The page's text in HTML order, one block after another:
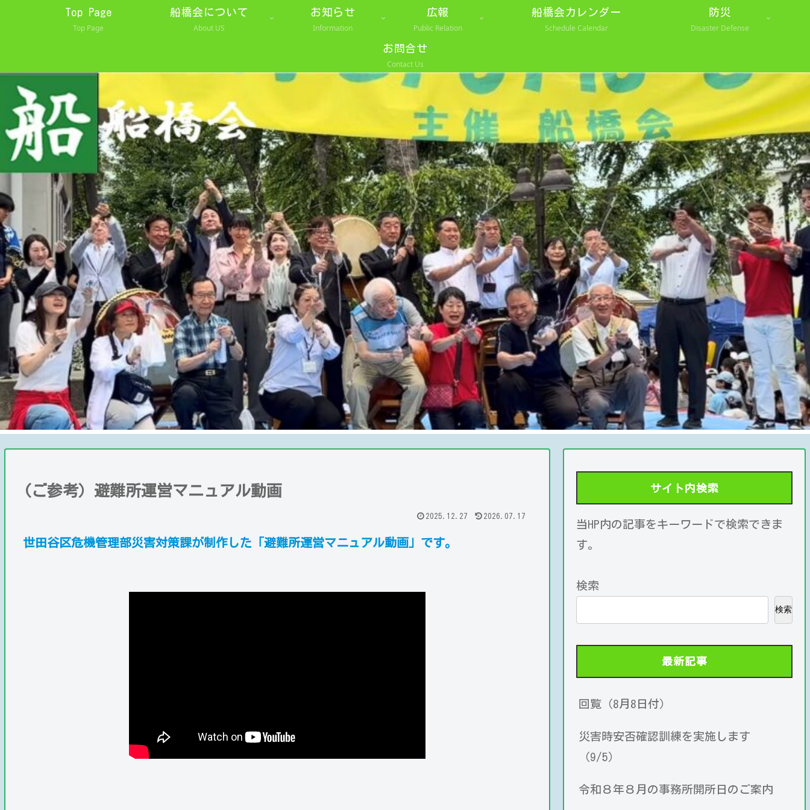
Top Page
Top Page
船橋会について
About US
お知らせ
Information
広報
Public Relation
船橋会カレンダー
Schedule Calendar
防災
Disaster Defense
お問合せ
Contact Us
(ご参考）避難所運営マニュアル動画
2025.12.27 2026.07.17
世田谷区危機管理部災害対策課が制作した「避難所運営マニュアル動画」です。
サイト内検索
当HP内の記事をキーワードで検索できま
す。
検索
検索
最新記事
回覧（8月8日付）
災害時安否確認訓練を実施します
（9/5）
令和８年８月の事務所開所日のご案内